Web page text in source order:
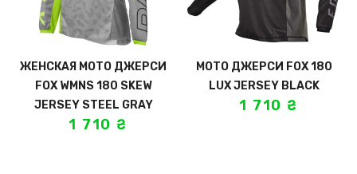
ЖЕНСКАЯ МОТО ДЖЕРСИ
FOX WMNS 180 SKEW
JERSEY STEEL GRAY
1 710 ₴
МОТО ДЖЕРСИ FOX 180
LUX JERSEY BLACK
1 710 ₴